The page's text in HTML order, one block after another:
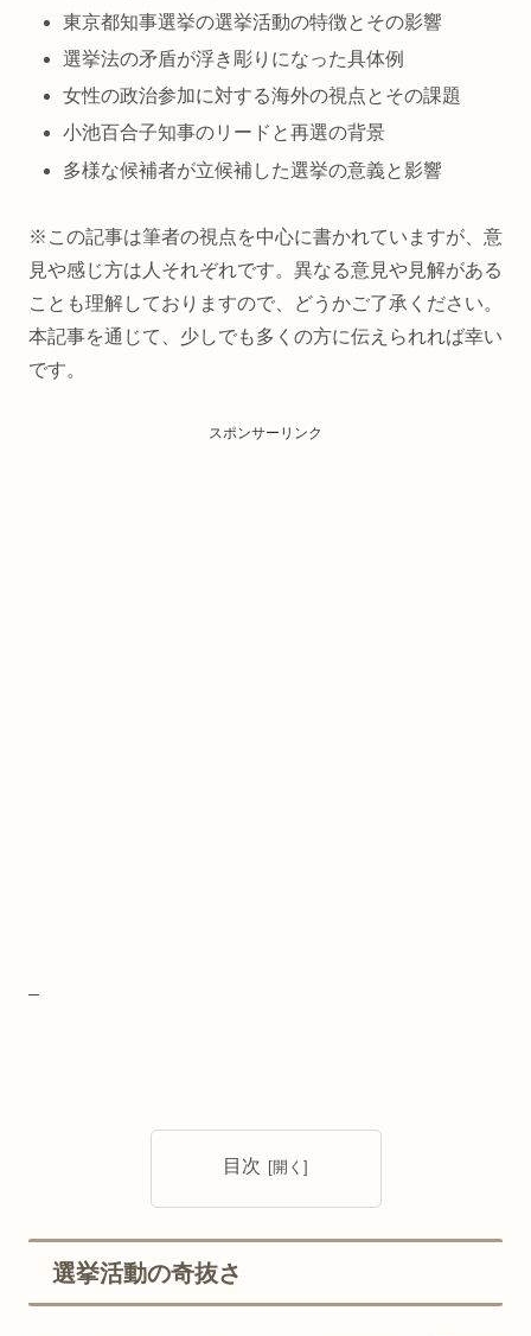
東京都知事選挙の選挙活動の特徴とその影響
選挙法の矛盾が浮き彫りになった具体例
女性の政治参加に対する海外の視点とその課題
小池百合子知事のリードと再選の背景
多様な候補者が立候補した選挙の意義と影響
※この記事は筆者の視点を中心に書かれていますが、意
見や感じ方は人それぞれです。異なる意見や見解がある
ことも理解しておりますので、どうかご了承ください。
本記事を通じて、少しでも多くの方に伝えられれば幸い
です。
スポンサーリンク
–
目次
選挙活動の奇抜さ